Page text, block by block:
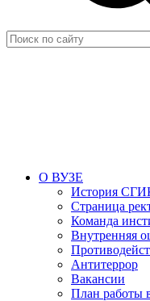
О ВУЗЕ
История
Страница
Команда
Внутренняя
Антитеррор
Вакансии
План работы